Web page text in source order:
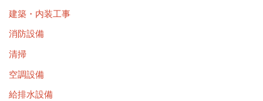
建築・内装工事
消防設備
清掃
空調設備
給排水設備